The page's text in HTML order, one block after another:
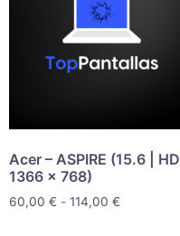
Acer – ASPIRE (15.6 | HD
1366 x 768)
60,00 € - 114,00 €